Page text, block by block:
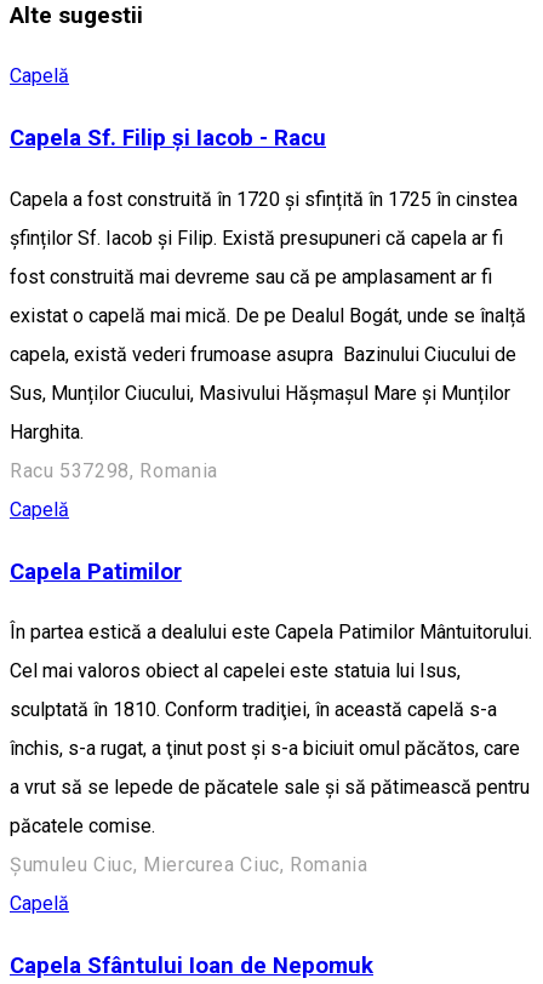
Alte sugestii
Capelă
Capela Sf. Filip și Iacob - Racu
Capela a fost construită în 1720 și sfințită în 1725 în cinstea
șfinților Sf. Iacob și Filip. Există presupuneri că capela ar fi
fost construită mai devreme sau că pe amplasament ar fi
existat o capelă mai mică. De pe Dealul Bogát, unde se înalță
capela, există vederi frumoase asupra Bazinului Ciucului de
Sus, Munților Ciucului, Masivului Hășmașul Mare și Munților
Harghita.
Racu 537298, Romania
Capelă
Capela Patimilor
În partea estică a dealului este Capela Patimilor Mântuitorului.
Cel mai valoros obiect al capelei este statuia lui Isus,
sculptată în 1810. Conform tradiţiei, în această capelă s-a
închis, s-a rugat, a ţinut post şi s-a biciuit omul păcătos, care
a vrut să se lepede de păcatele sale şi să pătimească pentru
păcatele comise.
Șumuleu Ciuc, Miercurea Ciuc, Romania
Capelă
Capela Sfântului Ioan de Nepomuk